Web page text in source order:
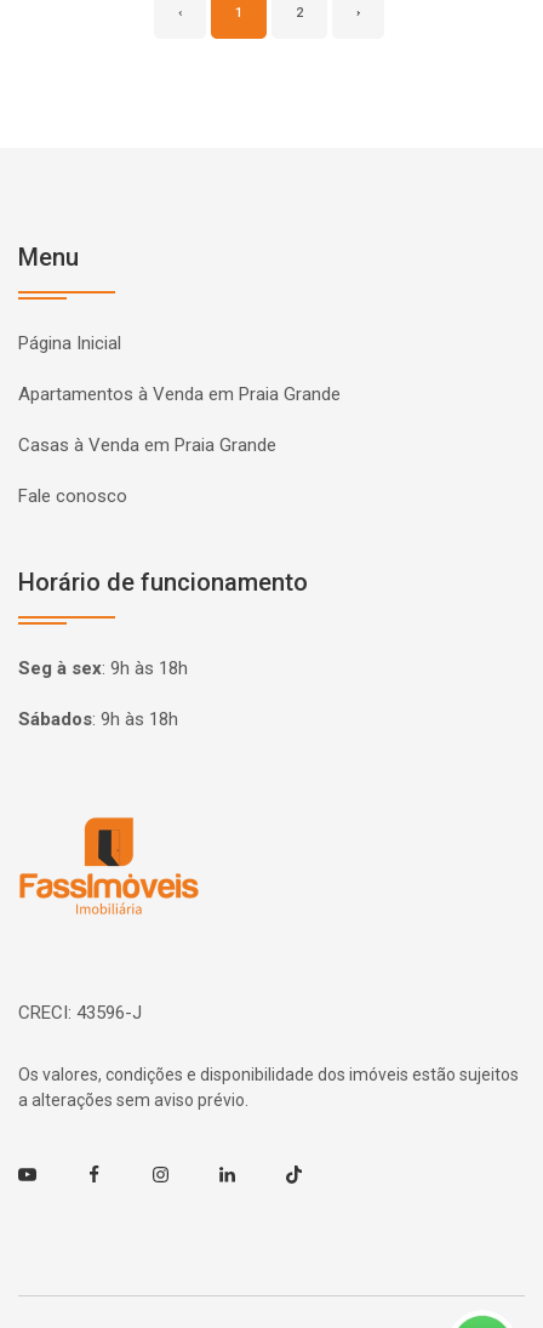
‹ 1 2 ›
Menu
Página Inicial
Apartamentos à Venda em Praia Grande
Casas à Venda em Praia Grande
Fale conosco
Horário de funcionamento
Seg à sex: 9h às 18h
Sábados: 9h às 18h
CRECI: 43596-J
Os valores, condições e disponibilidade dos imóveis estão sujeitos
a alterações sem aviso prévio.
Youtube FacebookInstagramLinkedin TikTok